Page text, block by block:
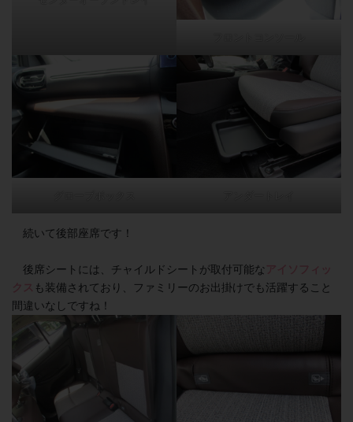
続いて後部座席です！
後席シートには、チャイルドシートが取付可能な
も装備されており、ファミリーのお出掛けでも活躍すること
間違いなしですね！